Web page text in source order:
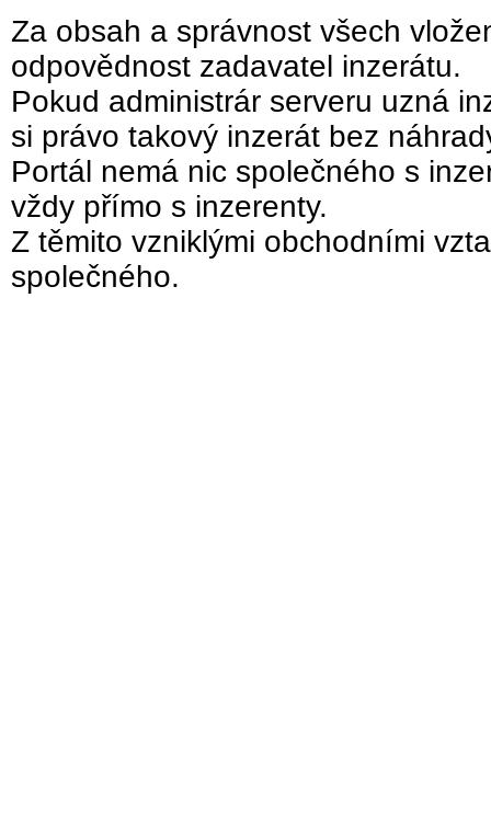
Za obsah a správnost všech
odpovědnost zadavatel inzerátu.
Pokud administrár serveru uzná
si právo takový inzerát bez
Portál nemá nic společného s
vždy přímo s inzerenty.
Z těmito vzniklými obchodními
společného.